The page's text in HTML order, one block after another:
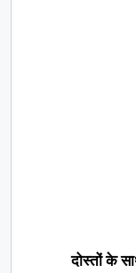
दोस्तों के